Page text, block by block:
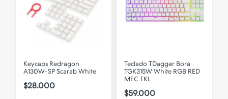
Keycaps Redragon
A130W-SP Scarab White
$28.000
Teclado TDagger Bora
TGK315W White RGB RED
MEC TKL
$59.000